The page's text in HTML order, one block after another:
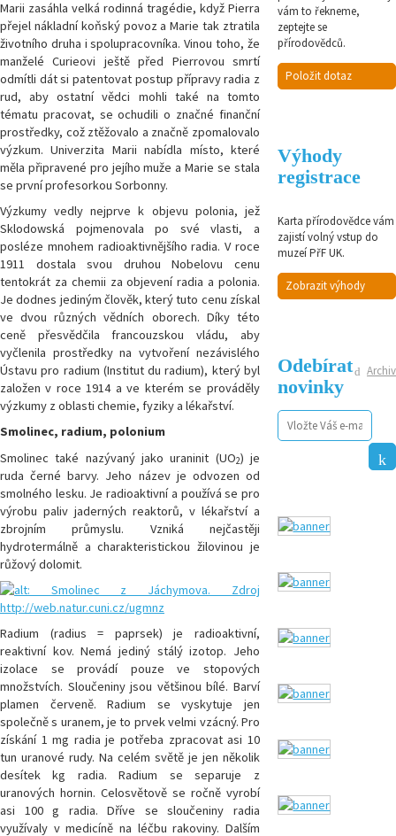
Marii zasáhla velká rodinná tragédie, když Pierra
přejel nákladní koňský povoz a Marie tak ztratila
životního druha i spolupracovníka. Vinou toho, že
manželé Curieovi ještě před Pierrovou smrtí
odmítli dát si patentovat postup přípravy radia z
rud, aby ostatní vědci mohli také na tomto
tématu pracovat, se ochudili o značné finanční
prostředky, což ztěžovalo a značně zpomalovalo
výzkum. Univerzita Marii nabídla místo, které
měla připravené pro jejího muže a Marie se stala
se první profesorkou Sorbonny.
Výzkumy vedly nejprve k objevu polonia, jež
Sklodowská pojmenovala po své vlasti, a
posléze mnohem radioaktivnějšího radia. V roce
1911 dostala svou druhou Nobelovu cenu
tentokrát za chemii za objevení radia a polonia.
Je dodnes jediným člověk, který tuto cenu získal
ve dvou různých vědních oborech. Díky této
ceně přesvědčila francouzskou vládu, aby
vyčlenila prostředky na vytvoření nezávislého
Ústavu pro radium (Institut du radium), který byl
založen v roce 1914 a ve kterém se prováděly
výzkumy z oblasti chemie, fyziky a lékařství.
Smolinec, radium, polonium
Smolinec také nazývaný jako uraninit (UO2) je
ruda černé barvy. Jeho název je odvozen od
smolného lesku. Je radioaktivní a používá se pro
výrobu paliv jaderných reaktorů, v lékařství a
zbrojním průmyslu. Vzniká nejčastěji
hydrotermálně a charakteristickou žilovinou je
růžový dolomit.
Radium (radius = paprsek) je radioaktivní,
reaktivní kov. Nemá jediný stálý izotop. Jeho
izolace se provádí pouze ve stopových
množstvích. Sloučeniny jsou většinou bílé. Barví
plamen červeně. Radium se vyskytuje jen
společně s uranem, je to prvek velmi vzácný. Pro
získání 1 mg radia je potřeba zpracovat asi 10
tun uranové rudy. Na celém světě je jen několik
desítek kg radia. Radium se separuje z
uranových hornin. Celosvětově se ročně vyrobí
asi 100 g radia. Dříve se sloučeniny radia
využívaly v medicíně na léčbu rakoviny. Dalším
vám to řekneme,
zeptejte se
přírodovědců.
Položit dotaz
Výhody
registrace
Karta přírodovědce vám
zajistí volný vstup do
muzeí PřF UK.
Zobrazit výhody
Archiv
Odebírat
novinky